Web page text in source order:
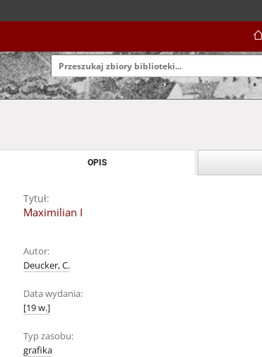
OPIS
Tytuł:
Maximilian I
Autor:
Deucker, C.
Data wydania:
[19 w.]
Typ zasobu:
grafika